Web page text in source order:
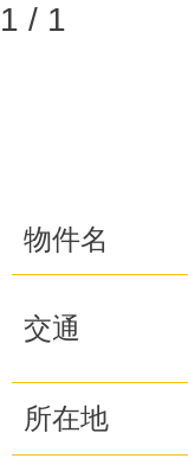
1 / 1
物件名
交通
所在地